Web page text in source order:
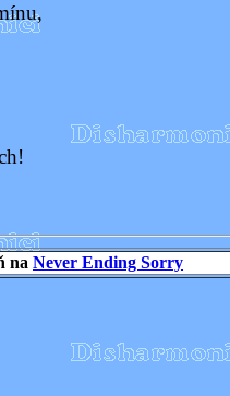
na Never Ending Sorry